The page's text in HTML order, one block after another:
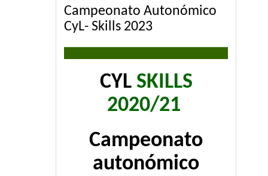
Campeonato Autonómico
CyL- Skills 2023
CYL SKILLS
2020/21
Campeonato
autonómico